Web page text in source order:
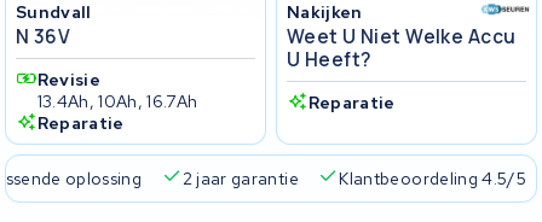
Sundvall
N 36V
Revisie
13.4Ah, 10Ah, 16.7Ah
Reparatie
Nakijken
Weet U Niet Welke Accu
U Heeft?
Reparatie
oplossing 2 jaar garantie Klantbeoordeling 4.5/5